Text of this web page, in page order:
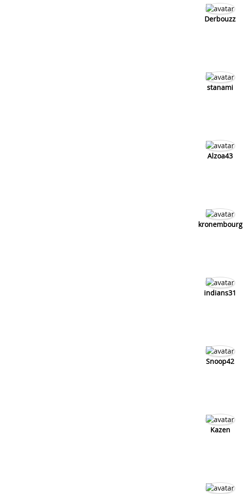
Derbouzz
stanami
Alzoa43
kronembourg
indians31
Snoop42
Kazen